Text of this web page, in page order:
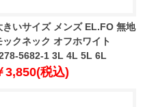
きいサイズ メンズ EL.FO 無地
ックネック オフホワイト
5682-1 3L 4L 5L 6L
3,850(税込)